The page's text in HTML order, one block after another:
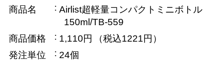
商品名
Airlist超軽量コンパクトミニボトル
150ml/TB-559
商品価格
1,110円
（税込1221円）
発注単位
24個